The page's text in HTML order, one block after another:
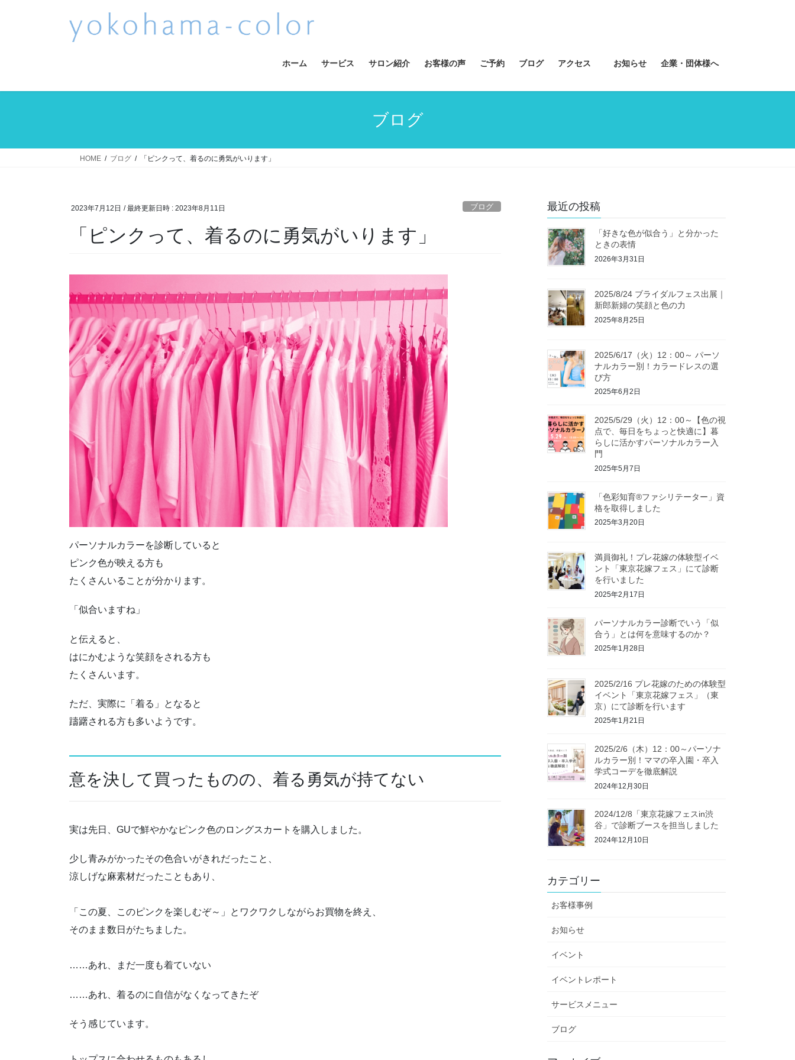
ス
ン
ホーム サービス サロン紹介 お客様の声 ご予約 ブログ アクセス お知らせ 企業・団体様へ
ブログ
HOME ブログ 「ピンクって、着るのに勇気がいります」
2023年7月12日 / 最終更新日時 : 2023年8月11日 ブログ
「ピンクって、着るのに勇気がいります」
パーソナルカラーを診断していると
ピンク色が映える方も
たくさんいることが分かります。
「似合いますね」
と伝えると、
はにかむような笑顔をされる方も
たくさんいます。
ただ、実際に「着る」となると
躊躇される方も多いようです。
意を決して買ったものの、着る勇気が持てない
実は先日、GUで鮮やかなピンク色のロングスカートを購入しました。
少し青みがかったその色合いがきれだったこと、
涼しげな麻素材だったこともあり、
「この夏、このピンクを楽しむぞ～」とワクワクしながらお買物を終え、
そのまま数日がたちました。
……あれ、まだ一度も着ていない
……あれ、着るのに自信がなくなってきたぞ
そう感じています。
最近の投稿
「好きな色が似合う」と分かった
ときの表情
2026年3月31日
2025/8/24 ブライダルフェス出展｜
新郎新婦の笑顔と色の力
2025年8月25日
2025/6/17（火）12：00～ パーソ
ナルカラー別！カラードレスの選
び方
2025年6月2日
2025/5/29（火）12：00～【色の視
点で、毎日をちょっと快適に】暮
らしに活かすパーソナルカラー入
門
2025年5月7日
「色彩知育®ファシリテーター」資
格を取得しました
2025年3月20日
満員御礼！プレ花嫁の体験型イベ
ント「東京花嫁フェス」にて診断
を行いました
2025年2月17日
パーソナルカラー診断でいう「似
合う」とは何を意味するのか？
2025年1月28日
2025/2/16 プレ花嫁のための体験型
イベント「東京花嫁フェス」（東
京）にて診断を行います
2025年1月21日
2025/2/6（木）12：00～パーソナ
ルカラー別！ママの卒入園・卒入
学式コーデを徹底解説
2024年12月30日
2024/12/8「東京花嫁フェスin渋
谷」で診断ブースを担当しました
2024年12月10日
カテゴリー
お客様事例
お知らせ
イベント
イベントレポート
サービスメニュー
ブログ